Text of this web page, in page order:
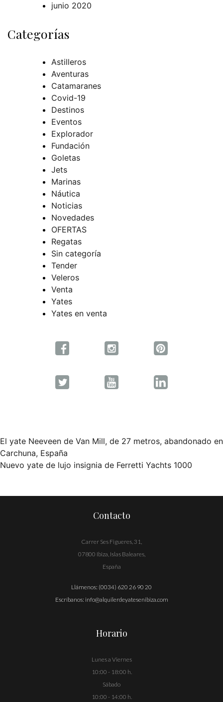
junio 2020
Categorías
Astilleros
Aventuras
Catamaranes
Covid-19
Destinos
Eventos
Explorador
Fundación
Goletas
Jets
Marinas
Náutica
Noticias
Novedades
OFERTAS
Regatas
Sin categoría
Tender
Veleros
Venta
Yates
Yates en venta
Navegación
de
El yate Neeveen de Van Mill, de 27 metros, abandonado en
Carchuna, España
Nuevo yate de lujo insignia de Ferretti Yachts 1000
Contacto
Carrer Ses Figueres, 31,
07800 Ibiza, Islas Baleares,
España
Llámenos: (0034) 620 26 90 20
Escríbanos: info@alquilerdeyatesenibiza.com
Horario
Lunes a Viernes
10:00 - 18:00 h.
Sábado
10:00 - 14:00 h.